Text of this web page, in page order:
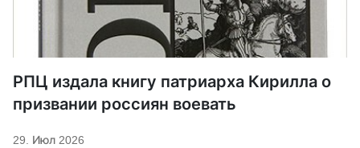
РПЦ издала книгу патриарха Кирилла о
призвании россиян воевать
29. Июл 2026